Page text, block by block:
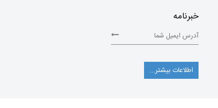
خبرنامه
اطلاعات بیشتر...